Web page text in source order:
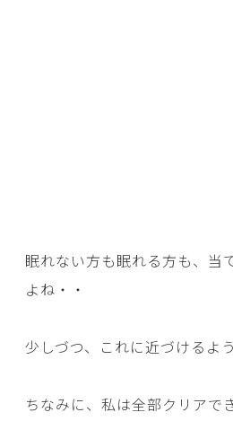
眠れない方も眠れる方も、当
よね・・
少しづつ、これに近づけるよ
ちなみに、私は全部クリアで